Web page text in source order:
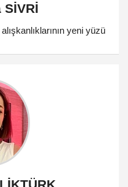
SİVRİ
yeni yüzü